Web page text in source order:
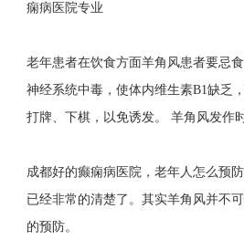
痫病医院专业
老年患者在饮食方面羊角风患者要忌
神经系统中毒，使体内维生素B1缺乏
打牌、下棋，以免诱发。 羊角风发作
成都好的癫痫病医院，老年人怎么预
已经非常的清楚了。其实羊角风并不
的预防。